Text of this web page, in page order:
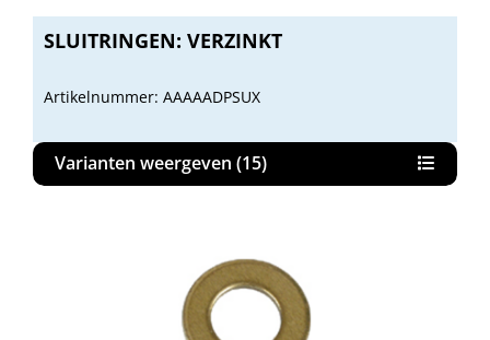
SLUITRINGEN: VERZINKT
Artikelnummer: AAAAADPSUX
Varianten weergeven (15)